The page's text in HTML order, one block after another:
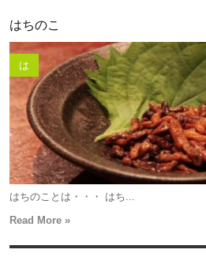
はちのこ
は
はちのことは・・・ はち...
Read More »